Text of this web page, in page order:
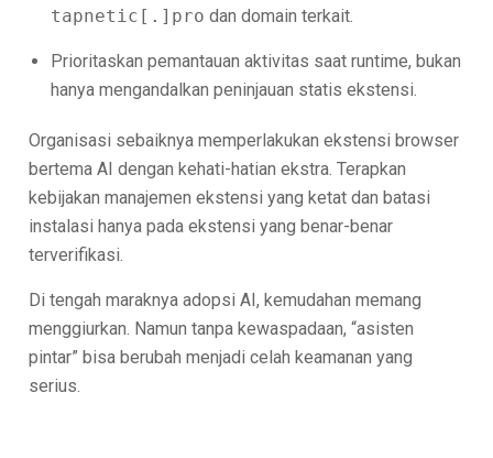
tapnetic[.]pro dan domain terkait.
Prioritaskan pemantauan aktivitas saat runtime, bukan
hanya mengandalkan peninjauan statis ekstensi.
Organisasi sebaiknya memperlakukan ekstensi browser
bertema AI dengan kehati-hatian ekstra. Terapkan
kebijakan manajemen ekstensi yang ketat dan batasi
instalasi hanya pada ekstensi yang benar-benar
terverifikasi.
Di tengah maraknya adopsi AI, kemudahan memang
menggiurkan. Namun tanpa kewaspadaan, “asisten
pintar” bisa berubah menjadi celah keamanan yang
serius.